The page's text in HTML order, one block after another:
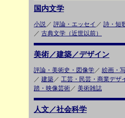
国内文学
小説／ 評論・エッセイ ／ 詩・短
／ 古典文学（近世以前）
美術／建築／デザイン
評論・美術史・図像学／ 絵画・
／ 建築／ 工芸・民芸・商業デザ
踏・映像芸術／ 美術雑誌
人文／社会科学